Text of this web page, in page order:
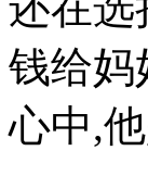
钱给妈
心中,